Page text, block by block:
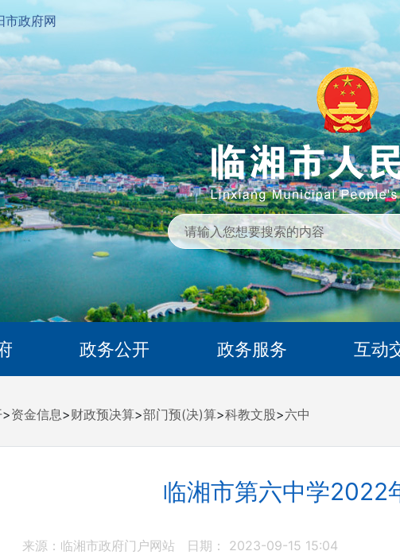
市政府网
政务公开 政务服务 互动
>资金信息>财政预决算>部门预(决)算>科教文股>六中
临湘市第六中学2022
来源：临湘市政府门户网站 日期： 2023-09-15 15:04